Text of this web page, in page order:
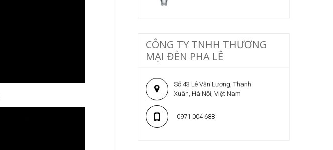
CÔNG TY TNHH THƯƠNG
MẠI ĐÈN PHA LÊ
Số 43 Lê Văn Lương, Thanh
Xuân, Hà Nội, Việt Nam
0971 004 688